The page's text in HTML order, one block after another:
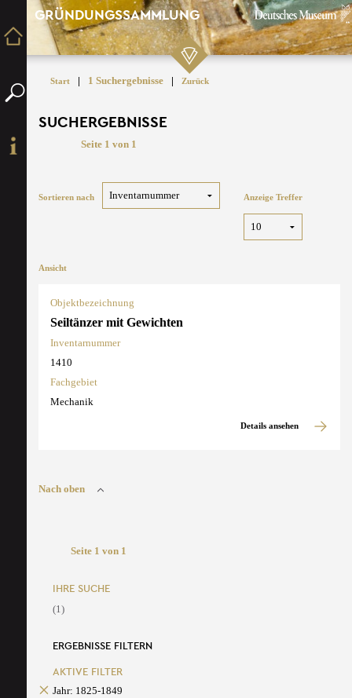
GRÜNDUNGSSAMMLUNG
Start | 1 Suchergebnisse | Zurück
SUCHERGEBNISSE
Seite 1 von 1
Sortieren nach Anzeige Treffer
Ansicht
Objektbezeichnung
Seiltänzer mit Gewichten
Inventarnummer
1410
Fachgebiet
Mechanik
Details ansehen
Nach oben
Seite 1 von 1
IHRE SUCHE
(1)
ERGEBNISSE FILTERN
AKTIVE FILTER
Jahr: 1825-1849